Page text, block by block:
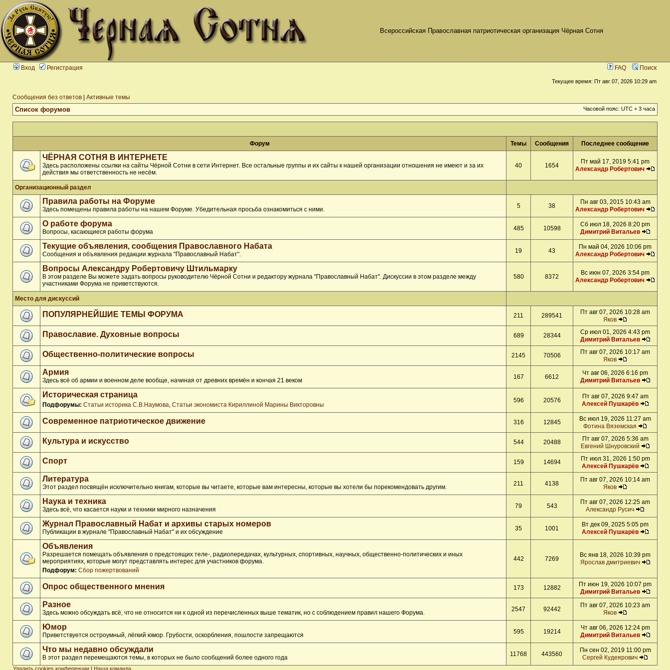
Всероссийская Православная патриотическая организация Чёрная Сотня
Вход Регистрация FAQ Поиск
Текущее время: Пт авг 07, 2026 10:29 am
Сообщения без ответов Активные темы
Список форумов Часовой пояс: UTC + 3 часа
Форум Темы Сообщения Последнее сообщение
ЧЁРНАЯ СОТНЯ В ИНТЕРНЕТЕ
Здесь расположены ссылки на сайты Чёрной Сотни в сети Интернет. Все остальные группы и их сайты к нашей организации отношения не имеют и за их
действия мы ответственность не несём.
40 1654
Пт май 17, 2019 5:41 pm
Александр Робертович
Организационный раздел
Правила работы на Форуме
Здесь помещены правила работы на нашем Форуме. Убедительная просьба ознакомиться с ними. 5 38
Пн авг 03, 2015 10:43 am
Александр Робертович
О работе форума
Вопросы, касающиеся работы форума 485 10598
Сб июл 18, 2026 8:20 pm
Димитрий Витальев
Текущие объявления, сообщения Православного Набата
Сообщения и объявления редакции журнала "Православный Набат". 19 43
Пн май 04, 2026 10:06 pm
Александр Робертович
Вопросы Александру Робертовичу Штильмарку
В этом разделе Вы можете задать вопросы руководителю Чёрной Сотни и редактору журнала "Православный Набат". Дискуссии в этом разделе между
участниками Форума не приветствуются.
580 8372
Вс июн 07, 2026 3:54 pm
Александр Робертович
Место для дискуссий
ПОПУЛЯРНЕЙШИЕ ТЕМЫ ФОРУМА 211 289541
Пт авг 07, 2026 10:28 am
Яков
Православие. Духовные вопросы 689 28344
Ср июл 01, 2026 4:43 pm
Димитрий Витальев
Общественно-политические вопросы 2145 70506
Пт авг 07, 2026 10:17 am
Яков
Армия
Здесь всё об армии и военном деле вообще, начиная от древних времён и кончая 21 веком 167 6612
Чт авг 06, 2026 6:16 pm
Димитрий Витальев
Историческая страница
Подфорумы: Статьи историка С.В.Наумова, Статьи экономиста Кириллиной Марины Викторовны
596 20576
Пт авг 07, 2026 9:47 am
Алексей Пушкарёв
Современное патриотическое движение 316 12845
Вс июл 19, 2026 11:27 am
Фотина Вяземская
Культура и искусство 544 20488
Пт авг 07, 2026 5:36 am
Евгений Шнуровский
Спорт 159 14694
Пт июл 31, 2026 1:50 pm
Алексей Пушкарёв
Литература
Этот раздел посвящён исключительно книгам, которые вы читаете, которые вам интересны, которые вы хотели бы порекомендовать другим. 211 4138
Пт авг 07, 2026 10:14 am
Яков
Наука и техника
Здесь всё, что касается науки и техники мирного назначения 79 543
Пт авг 07, 2026 12:25 am
Александр Русич
Журнал Православный Набат и архивы старых номеров
Публикации в журнале "Православный Набат" и их обсуждение 35 1001
Вт дек 09, 2025 5:05 pm
Алексей Пушкарёв
Объявления
Разрешается помещать объявления о предстоящих теле-, радиопередачах, культурных, спортивных, научных, общественно-политических и иных
мероприятиях, которые могут представлять интерес для участников форума.
Подфорум: Сбор пожертвований
442 7269
Вс янв 18, 2026 10:39 pm
Ярослав дмитриевич
Опрос общественного мнения 173 12882
Пт июн 19, 2026 10:07 pm
Димитрий Витальев
Разное
Здесь можно обсуждать всё, что не относится ни к одной из перечисленных выше тематик, но с соблюдением правил нашего Форума. 2547 92442
Пт авг 07, 2026 10:23 am
Яков
Юмор
Приветствуется остроумный, лёгкий юмор. Грубости, оскорбления, пошлости запрещаются 595 19214
Чт авг 06, 2026 12:24 pm
Димитрий Витальев
Что мы недавно обсуждали
В этот раздел перемещаются темы, в которых не было сообщений более одного года 11768 443560
Пн сен 02, 2019 11:00 pm
Сергей Кудеярович
Удалить cookies конференции | Наша команда